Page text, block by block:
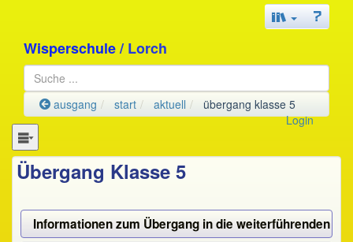
Wisperschule/ Lorch
ausgang start aktuell
übergang klasse 5
Login
Übergang Klasse 5
Informationen zum Übergang in die weiterführenden